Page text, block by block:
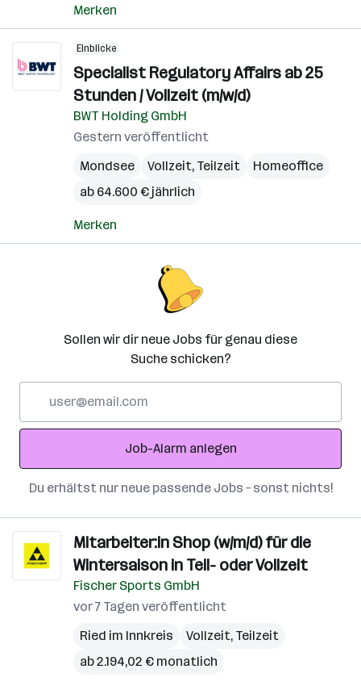
Merken
Einblicke
Specialist Regulatory Affairs ab 25
Stunden / Vollzeit (m/w/d)
BWT Holding GmbH
Gestern veröffentlicht
Mondsee
Vollzeit, Teilzeit
Homeoffice
ab 64.600 € jährlich
Merken
Sollen wir dir neue Jobs für genau diese
Suche schicken?
Adresse
Job-Alarm anlegen
Du erhältst nur neue passende Jobs – sonst nichts!
Mitarbeiter:in Shop (w/m/d) für die
Wintersaison in Teil- oder Vollzeit
Fischer Sports GmbH
vor 7 Tagen veröffentlicht
Ried im Innkreis
Vollzeit, Teilzeit
ab 2.194,02 € monatlich